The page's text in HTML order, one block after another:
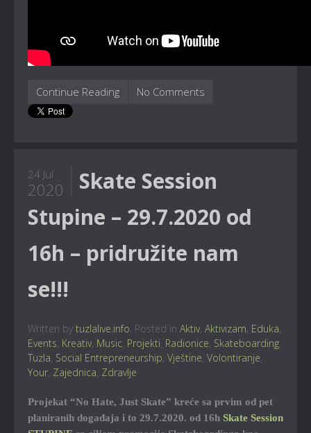
Continue Reading No Comments
24 Jul
2020
Skate Session
Stupine – 29.7.2020 od
16h – pridružite nam
se!!!
Written by tuzlalive.info. Posted in Aktiv, Aktivizam, Eduka,
Events, Kreativ, Music, Projekti, Radionice, Skateboarding
Tuzla, Social Entrepreneurship, Vještine, Volontiranje,
Your, Zajednica, Zdravlje
Projekat “No Hate, Just Skate” kreće sa prvim od pet
planiranih događaja i to 29.7.2020. od 16h Skate Session